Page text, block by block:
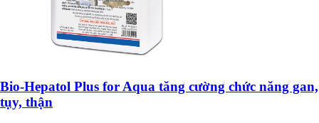
Bio-Hepatol Plus for Aqua tăng cường chức năng gan,
tụy, thận